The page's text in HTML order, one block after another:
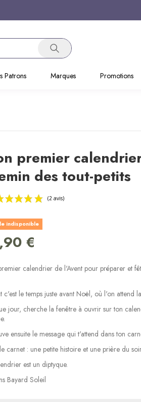
Patrons Marques Promotions
premier
des tout-petits
indisponible
€
calendrier de l'Avent pour préparer et
c'est le temps juste avant Noël, où l'on attend
jour, cherche la fenêtre à ouvrir sur ton
ensuite le message qui t'attend dans ton
carnet : une petite histoire et une prière du
est un diptyque.
Bayard Soleil